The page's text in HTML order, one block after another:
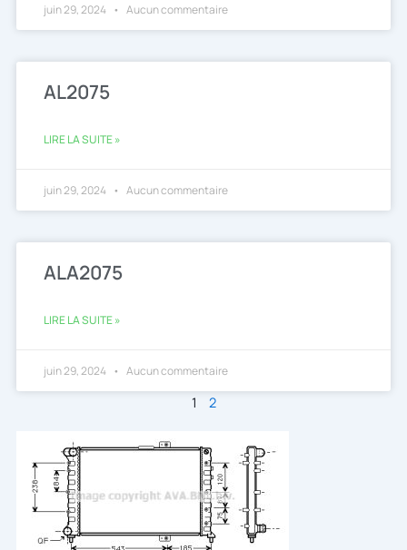
juin 29, 2024 Aucun commentaire
AL2075
LIRE LA SUITE »
juin 29, 2024 Aucun commentaire
ALA2075
LIRE LA SUITE »
juin 29, 2024 Aucun commentaire
1 2